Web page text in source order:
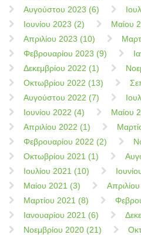
Αυγούστου 2023 (6)
Ιουνίου 2023 (2)
Μαίου
Απριλίου 2023 (10)
Φεβρουαρίου 2023 (9)
Δεκεμβρίου 2022 (1)
Οκτωβρίου 2022 (13)
Αυγούστου 2022 (7)
Ιουνίου 2022 (4)
Μαίου
Απριλίου 2022 (1)
Φεβρουαρίου 2022 (2)
Οκτωβρίου 2021 (1)
Ιουλίου 2021 (10)
Μαίου 2021 (3)
Μαρτίου 2021 (8)
Ιανουαρίου 2021 (6)
Νοεμβρίου 2020 (21)